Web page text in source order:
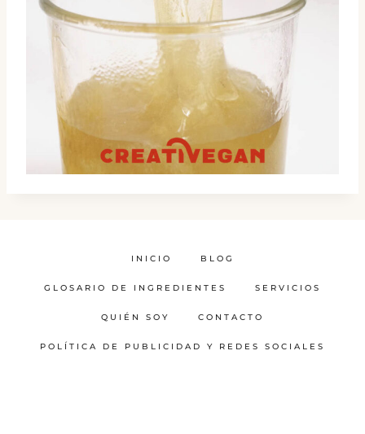
INICIO BLOG
GLOSARIO DE INGREDIENTES SERVICIOS
QUIÉN SOY CONTACTO
POLÍTICA DE PUBLICIDAD Y REDES SOCIALES